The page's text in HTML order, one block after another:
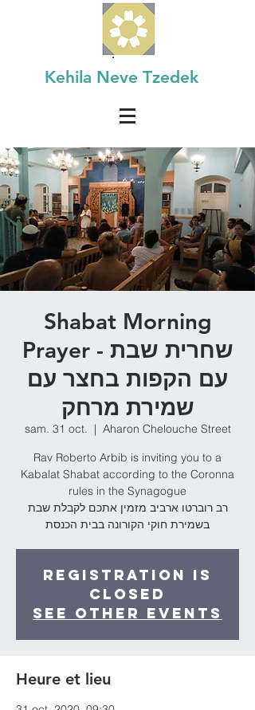
Kehila Neve Tzedek
Shabat Morning
Prayer - שחרית שבת
עם הקפות בחצר עם
שמירת מרחק
sam. 31 oct.
  |
Aharon Chelouche Street
Rav Roberto Arbib is inviting you to a
Kabalat Shabat according to the Coronna
rules in the Synagogue
רב רוברטו ארביב מזמין אתכם לקבלת שבת
בשמירת חוקי הקורונה בבית הכנסת
Registration is
Closed
See other events
Heure et lieu